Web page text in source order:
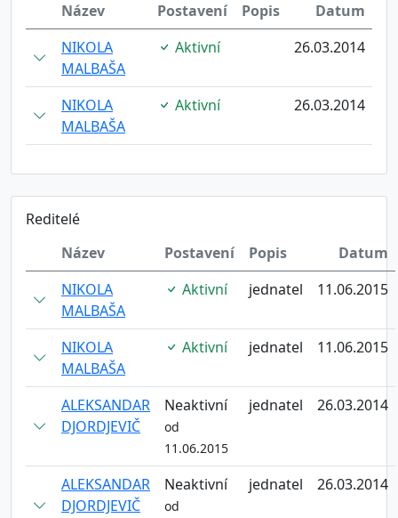
Název
Postavení Popis
Datum
NIKOLA
MALBAŠA
Aktivní 26.03.2014
NIKOLA
MALBAŠA
Aktivní 26.03.2014
Reditelé
Název
Postavení Popis
Datum
NIKOLA
MALBAŠA
Aktivní jednatel 11.06.2015
NIKOLA
MALBAŠA
Aktivní jednatel 11.06.2015
ALEKSANDAR
DJORDJEVIČ
Neaktivní
od
11.06.2015
jednatel 26.03.2014
ALEKSANDAR
DJORDJEVIČ
Neaktivní
od
jednatel 26.03.2014